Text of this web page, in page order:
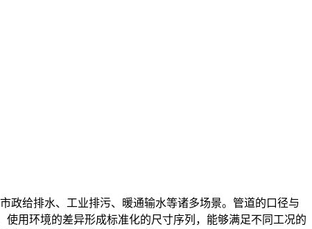
政给排水、工业排污、暖通输水等诸多场景。管道的口径与
用环境的差异形成标准化的尺寸序列，能够满足不同工况的